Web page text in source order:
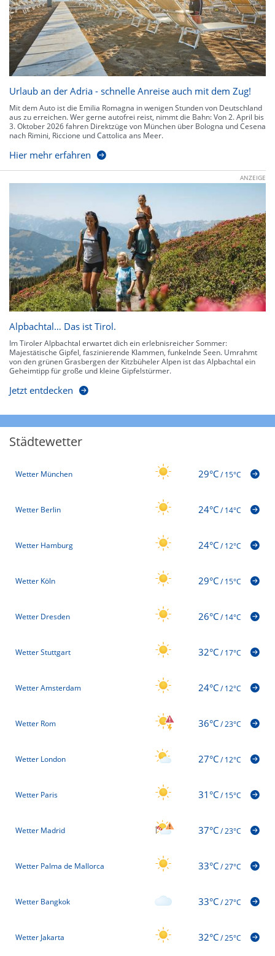
Urlaub an der Adria - schnelle Anreise auch mit dem Zug!
Mit dem Auto ist die Emilia Romagna in wenigen Stunden von Deutschland
aus zu erreichen. Wer gerne autofrei reist, nimmt die Bahn: Von 2. April bis
3. Oktober 2026 fahren Direktzüge von München über Bologna und Cesena
nach Rimini, Riccione und Cattolica ans Meer.
Hier mehr erfahren
ANZEIGE
Alpbachtal… Das ist Tirol.
Im Tiroler Alpbachtal erwartet dich ein erlebnisreicher Sommer:
Majestätische Gipfel, faszinierende Klammen, funkelnde Seen. Umrahmt
von den grünen Grasbergen der Kitzbüheler Alpen ist das Alpbachtal ein
Geheimtipp für große und kleine Gipfelstürmer.
Jetzt entdecken
Städtewetter
Wetter München 29°C/15°C
Wetter Berlin 24°C/14°C
Wetter Hamburg 24°C/12°C
Wetter Köln 29°C/15°C
Wetter Dresden 26°C/14°C
Wetter Stuttgart 32°C/17°C
Wetter Amsterdam 24°C/12°C
Wetter Rom 36°C/23°C
Wetter London 27°C/12°C
Wetter Paris 31°C/15°C
Wetter Madrid 37°C/23°C
Wetter Palma de Mallorca 33°C/27°C
Wetter Bangkok 33°C/27°C
Wetter Jakarta 32°C/25°C